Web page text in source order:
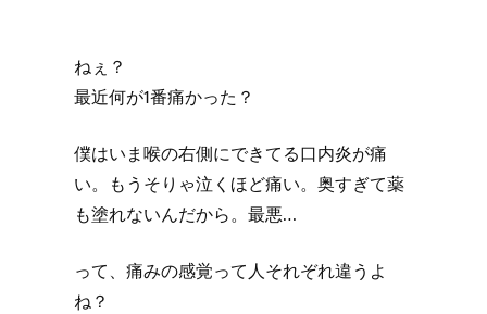
ねぇ？
最近何が1番痛かった？
僕はいま喉の右側にできてる口内炎が痛
い。もうそりゃ泣くほど痛い。奥すぎて薬
も塗れないんだから。最悪…
って、痛みの感覚って人それぞれ違うよ
ね？